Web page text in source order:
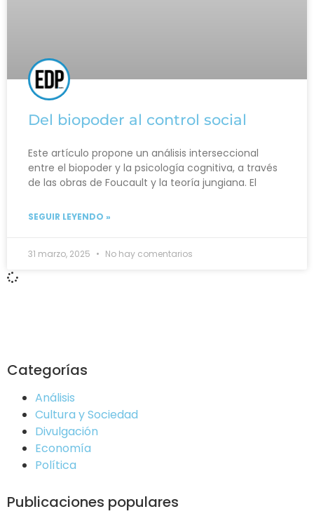
Del biopoder al control social
Este artículo propone un análisis interseccional
entre el biopoder y la psicología cognitiva, a través
de las obras de Foucault y la teoría jungiana. El
SEGUIR LEYENDO »
31 marzo, 2025 No hay comentarios
Categorías
Análisis
Cultura y Sociedad
Divulgación
Economía
Política
Publicaciones populares